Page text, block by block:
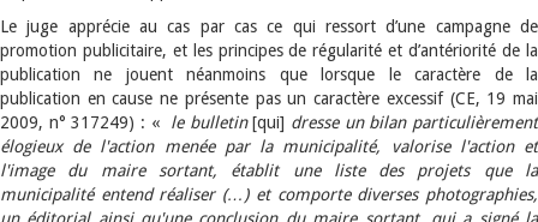
Le juge apprécie au cas par cas ce qui ressort d’une campagne de
promotion publicitaire, et les principes de régularité et d’antériorité de la
publication ne jouent néanmoins que lorsque le caractère de la
publication en cause ne présente pas un caractère excessif (CE, 19 mai
2009, n° 317249) : « le bulletin[qui] dresse un bilan particulièrement
élogieux de l'action menée par la municipalité, valorise l'action et
l'image du maire sortant, établit une liste des projets que la
municipalité entend réaliser (…) et comporte diverses photographies,